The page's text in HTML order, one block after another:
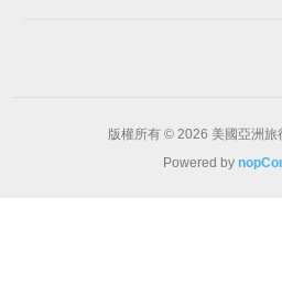
版權所有 © 2026 美國亞洲旅
Powered by